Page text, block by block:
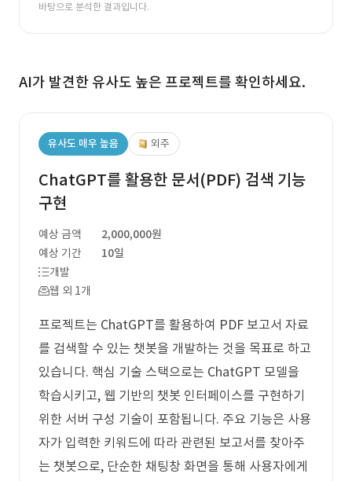
바탕으로 분석한 결과입니다.
AI가 발견한 유사도 높은 프로젝트를 확인하세요.
유사도 매우 높음 외주
ChatGPT를 활용한 문서(PDF) 검색 기능
구현
예상 금액
2,000,000원
예상 기간
10일
개발
웹 외 1개
프로젝트는 ChatGPT를 활용하여 PDF 보고서 자료
를 검색할 수 있는 챗봇을 개발하는 것을 목표로 하고
있습니다. 핵심 기술 스택으로는 ChatGPT 모델을
학습시키고, 웹 기반의 챗봇 인터페이스를 구현하기
위한 서버 구성 기술이 포함됩니다. 주요 기능은 사용
자가 입력한 키워드에 따라 관련된 보고서를 찾아주
는 챗봇으로, 단순한 채팅창 화면을 통해 사용자에게